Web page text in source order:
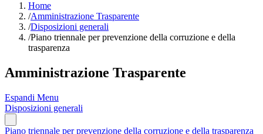
Home
/Amministrazione Trasparente
/Disposizioni generali
/Piano triennale per prevenzione della corruzione e della
trasparenza
Amministrazione Trasparente
Espandi Menu
Disposizioni generali
Piano triennale per prevenzione della corruzione e della trasparenza